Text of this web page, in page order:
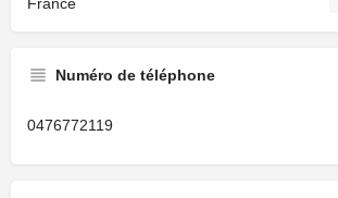
Numéro de téléphone
0476772119